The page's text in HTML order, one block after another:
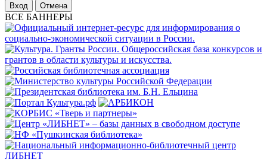
Отмена
ВСЕ БАННЕРЫ